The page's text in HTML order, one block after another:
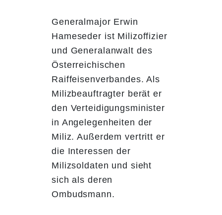
Generalmajor Erwin
Hameseder ist Milizoffizier
und Generalanwalt des
Österreichischen
Raiffeisenverbandes. Als
Milizbeauftragter berät er
den Verteidigungsminister
in Angelegenheiten der
Miliz. Außerdem vertritt er
die Interessen der
Milizsoldaten und sieht
sich als deren
Ombudsmann.